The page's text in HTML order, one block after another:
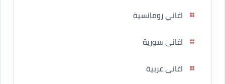
اغاني رومانسية
اغاني سورية
اغانى عربية